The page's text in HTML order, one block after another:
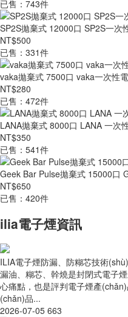
已售：743件
SP2S拋棄式 12000口 SP2S一次
NT$500
已售：331件
vaka拋棄式 7500口 vaka一次性
NT$280
已售：472件
LANA拋棄式 8000口 LANA 一次
NT$350
已售：541件
Geek Bar Pulse拋棄式 15000口
NT$650
已售：420件
ilia電子煙資訊
ILIA電子煙防漏、防糊芯技術
漏油、糊芯、幹燒是封閉式電子
心痛點，也是評判電子煙產
(chǎn)品...
2026-07-05 663